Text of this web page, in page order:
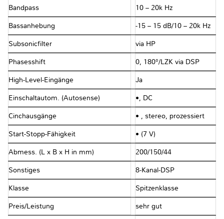
Bandpass 10 – 20k Hz
Bassanhebung -15 – 15 dB/10 – 20k Hz
Subsonicfilter via HP
Phasesshift 0, 180°/LZK via DSP
High-Level-Eingänge Ja
Einschaltautom. (Autosense) •, DC
Cinchausgänge • , stereo, prozessiert
Start-Stopp-Fähigkeit • (7 V)
Abmess. (L x B x H in mm) 200/150/44
Sonstiges 8-Kanal-DSP
Klasse Spitzenklasse
Preis/Leistung sehr gut